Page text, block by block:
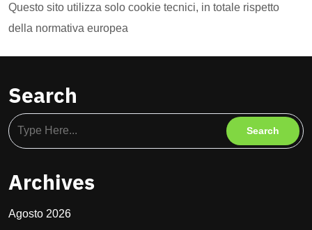
Questo sito utilizza solo cookie tecnici, in totale rispetto
della normativa europea
Search
Archives
Agosto 2026